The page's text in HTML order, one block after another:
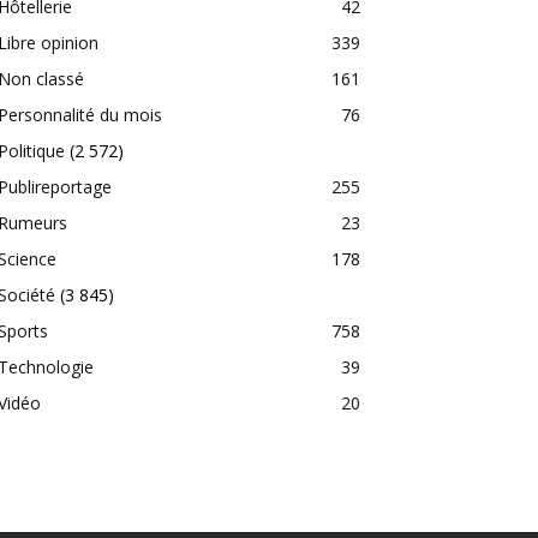
42
opinion
339
classé
161
du mois
76
(2 572)
255
23
178
(3 845)
758
39
20